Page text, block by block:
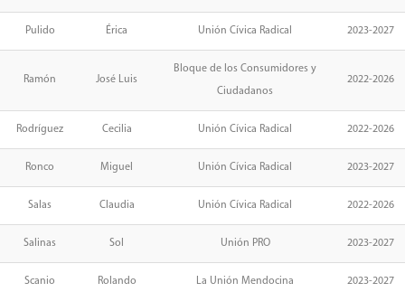
Pulido Érica Unión Cívica Radical 2023-2027
Ramón José Luis
Bloque de los Consumidores y
Ciudadanos
2022-2026
Rodríguez Cecilia Unión Cívica Radical 2022-2026
Ronco Miguel Unión Cívica Radical 2023-2027
Salas Claudia Unión Cívica Radical 2022-2026
Salinas Sol Unión PRO 2023-2027
Scanio Rolando La Unión Mendocina 2023-2027